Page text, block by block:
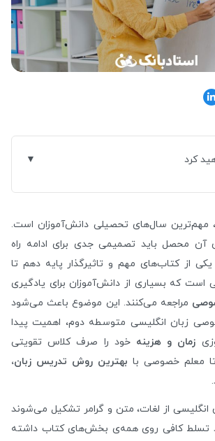
کرد
سال‌های تحصیلی دانش‌آموزان است.
آن محصل باید تصمیمی جدی برای ادامه راه
از کتاب‌های مهم و تاثیرگذار پایه دهم تا
است که بسیاری از دانش‌آموزان برای یادگیری
مراجعه می‌کنند. این موضوع باعث می‌شود
زبان انگلیسی متوسطه دوم، اهمیت پیدا
زمان و هزینه‌ خود را صرف کلاس تقویتی
تا معلم خصوصی با بهترین روش تدریس زبان،
از لغات، متن و گرامر تشکیل می‌شوند
تسلط کافی روی همه‌ی بخش‌های کتاب داشته